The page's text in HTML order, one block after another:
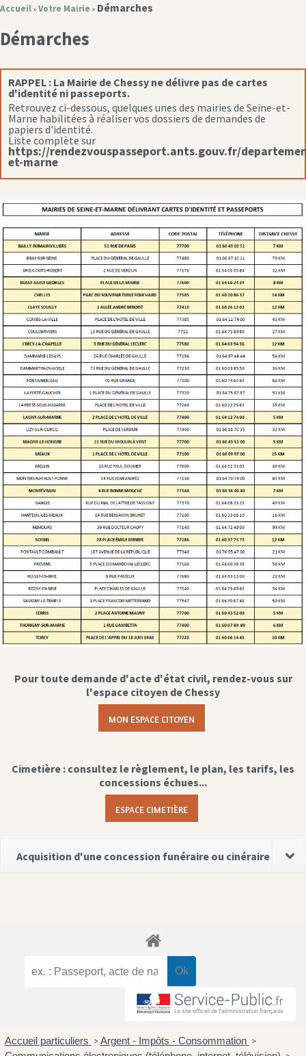
Accueil » Votre Mairie » Démarches
Démarches
RAPPEL : La Mairie de Chessy ne délivre pas de cartes
d'identité ni passeports.
Retrouvez ci-dessous, quelques unes des mairies de Seine-et-
Marne habilitées à réaliser vos dossiers de demandes de
papiers d'identité.
Liste complète sur
https://rendezvouspasseport.ants.gouv.fr/
et-marne
Pour toute demande d'acte d'état civil, rendez-vous sur
l'espace citoyen de Chessy
MON ESPACE CITOYEN
Cimetière : consultez le règlement, le plan, les tarifs, les
concessions échues...
ESPACE CIMETIÈRE
Acquisition d'une concession funéraire ou cinéraire
Accueil particuliers > Argent - Impôts - Consommation >